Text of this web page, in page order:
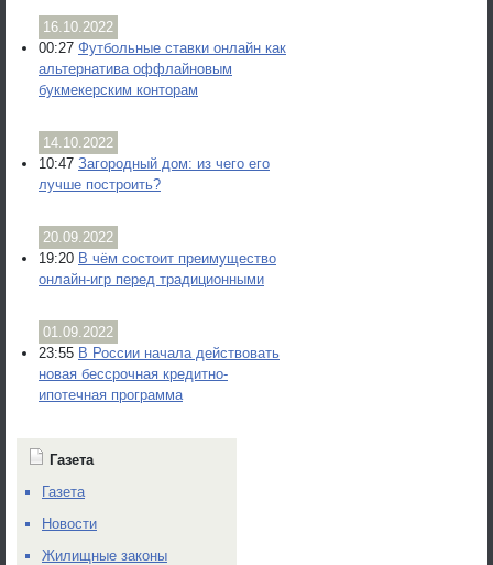
16.10.2022
00:27 Футбольные ставки онлайн как
альтернатива оффлайновым
букмекерским конторам
14.10.2022
10:47 Загородный дом: из чего его
лучше построить?
20.09.2022
19:20 В чём состоит преимущество
онлайн-игр перед традиционными
01.09.2022
23:55 В России начала действовать
новая бессрочная кредитно-
ипотечная программа
Газета
Газета
Новости
Жилищные законы